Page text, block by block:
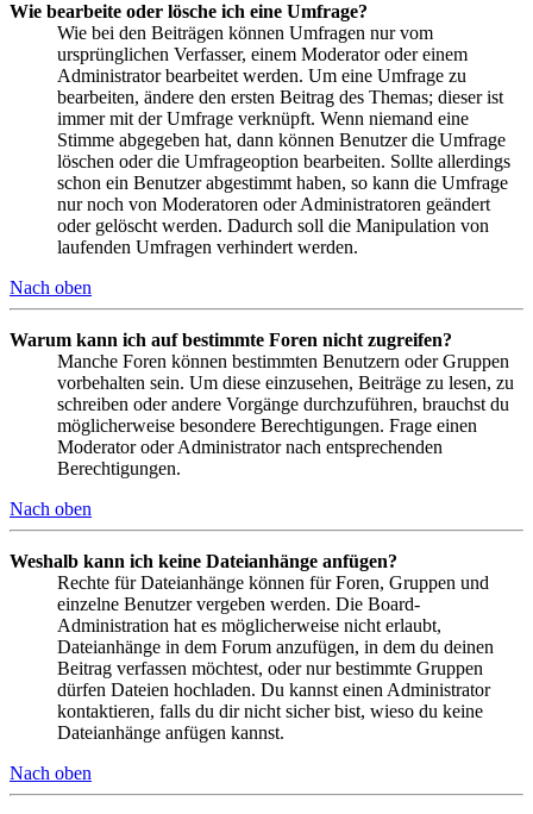
Wie bearbeite oder lösche ich eine Umfrage?
Wie bei den Beiträgen können Umfragen nur vom
ursprünglichen Verfasser, einem Moderator oder einem
Administrator bearbeitet werden. Um eine Umfrage zu
bearbeiten, ändere den ersten Beitrag des Themas; dieser ist
immer mit der Umfrage verknüpft. Wenn niemand eine
Stimme abgegeben hat, dann können Benutzer die Umfrage
löschen oder die Umfrageoption bearbeiten. Sollte allerdings
schon ein Benutzer abgestimmt haben, so kann die Umfrage
nur noch von Moderatoren oder Administratoren geändert
oder gelöscht werden. Dadurch soll die Manipulation von
laufenden Umfragen verhindert werden.
Nach oben
Warum kann ich auf bestimmte Foren nicht zugreifen?
Manche Foren können bestimmten Benutzern oder Gruppen
vorbehalten sein. Um diese einzusehen, Beiträge zu lesen, zu
schreiben oder andere Vorgänge durchzuführen, brauchst du
möglicherweise besondere Berechtigungen. Frage einen
Moderator oder Administrator nach entsprechenden
Berechtigungen.
Nach oben
Weshalb kann ich keine Dateianhänge anfügen?
Rechte für Dateianhänge können für Foren, Gruppen und
einzelne Benutzer vergeben werden. Die Board-
Administration hat es möglicherweise nicht erlaubt,
Dateianhänge in dem Forum anzufügen, in dem du deinen
Beitrag verfassen möchtest, oder nur bestimmte Gruppen
dürfen Dateien hochladen. Du kannst einen Administrator
kontaktieren, falls du dir nicht sicher bist, wieso du keine
Dateianhänge anfügen kannst.
Nach oben